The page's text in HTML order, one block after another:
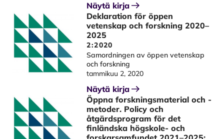
Näytä kirja
Deklaration för öppen
vetenskap och forskning 2020–
2025
2:2020
Samordningen av öppen vetenskap
och forskning
tammikuu 2, 2020
Näytä kirja
Öppna forskningsmaterial och -
metoder. Policy och
åtgärdsprogram för det
finländska högskole- och